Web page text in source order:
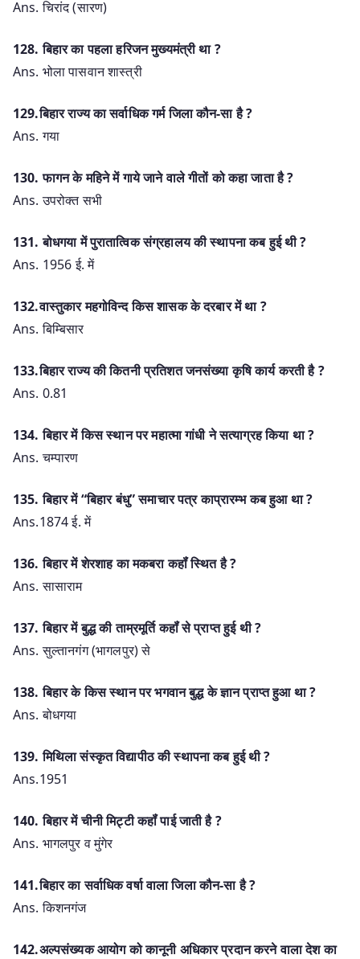
Ans. चिरांद (सारण)
128. बिहार का पहला हरिजन मुख्यमंत्री था ?
Ans. भोला पासवान शास्त्री
129.बिहार राज्य का सर्वाधिक गर्म जिला कौन-सा है ?
Ans. गया
130. फागन के महिने में गाये जाने वाले गीतों को कहा जाता है ?
Ans. उपरोक्त सभी
131. बोधगया में पुरातात्विक संग्रहालय की स्थापना कब हुई थी ?
Ans. 1956 ई. में
132.वास्तुकार महगोविन्द किस शासक के दरबार में था ?
Ans. बिम्बिसार
133.बिहार राज्य की कितनी प्रतिशत जनसंख्या कृषि कार्य करती है ?
Ans. 0.81
134. बिहार में किस स्थान पर महात्मा गांधी ने सत्याग्रह किया था ?
Ans. चम्पारण
135. बिहार में “बिहार बंधु” समाचार पत्र काप्रारम्भ कब हुआ था ?
Ans.1874 ई. में
136. बिहार में शेरशाह का मकबरा कहॉं स्थित है ?
Ans. सासाराम
137. बिहार में बुद्ध की ताम्रमूर्ति कहॉं से प्राप्त हुई थी ?
Ans. सुल्तानगंग (भागलपुर) से
138. बिहार के किस स्थान पर भगवान बुद्ध के ज्ञान प्राप्त हुआ था ?
Ans. बोधगया
139. मिथिला संस्कृत विद्यापीठ की स्थापना कब हुई थी ?
Ans.1951
140. बिहार में चीनी मिट्टी कहॉं पाई जाती है ?
Ans. भागलपुर व मुंगेर
141.बिहार का सर्वाधिक वर्षा वाला जिला कौन-सा है ?
Ans. किशनगंज
142.अल्पसंख्यक आयोग को कानूनी अधिकार प्रदान करने वाला देश का